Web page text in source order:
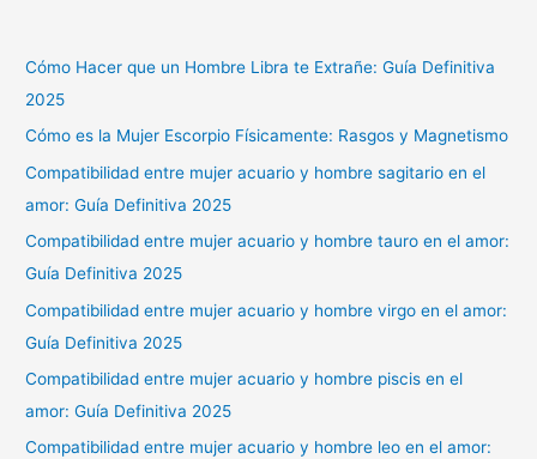
Cómo Hacer que un Hombre Libra te Extrañe: Guía Definitiva
2025
Cómo es la Mujer Escorpio Físicamente: Rasgos y Magnetismo
Compatibilidad entre mujer acuario y hombre sagitario en el
amor: Guía Definitiva 2025
Compatibilidad entre mujer acuario y hombre tauro en el amor:
Guía Definitiva 2025
Compatibilidad entre mujer acuario y hombre virgo en el amor:
Guía Definitiva 2025
Compatibilidad entre mujer acuario y hombre piscis en el
amor: Guía Definitiva 2025
Compatibilidad entre mujer acuario y hombre leo en el amor: